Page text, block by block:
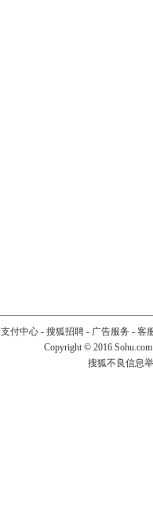
支付中心- 搜狐招聘- 广告服务 - 客
Copyright © 2016
搜狐不良信息